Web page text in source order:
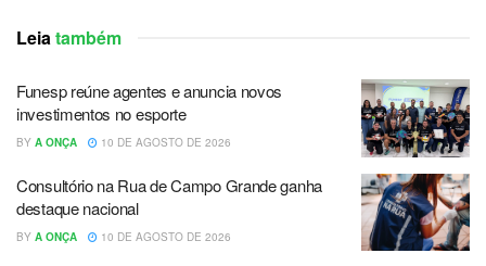
Leiatambém
Funesp reúne agentes e anuncia novos
investimentos no esporte
BY A ONÇA 10 DE AGOSTO DE 2026
Consultório na Rua de Campo Grande ganha
destaque nacional
BY A ONÇA 10 DE AGOSTO DE 2026